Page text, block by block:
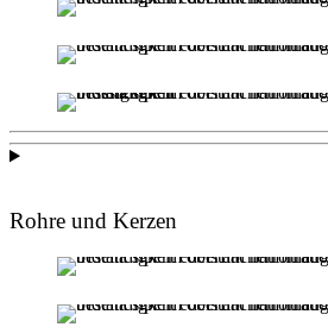
Rohre und Kerzen